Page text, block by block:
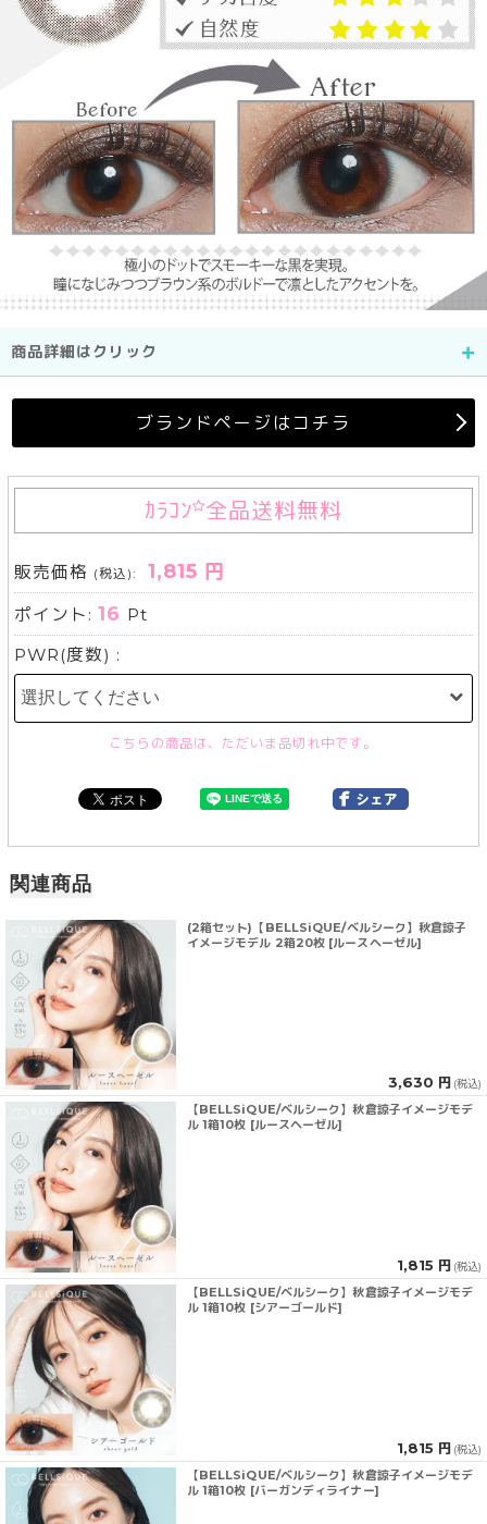
商品詳細はクリック
ブランドページはコチラ
ｶﾗｺﾝ 全品送料無料
販売価格 (税込): 1,815 円
ポイント:16 Pt
PWR(度数) :
こちらの商品は、ただいま品切れ中です。
関連商品
(2箱セット)【BELLSiQUE/ベルシーク】秋倉諒子
イメージモデル 2箱20枚 [ルースヘーゼル]
3,630 円 (税込)
【BELLSiQUE/ベルシーク】秋倉諒子イメージモデ
ル 1箱10枚 [ルースヘーゼル]
1,815 円 (税込)
【BELLSiQUE/ベルシーク】秋倉諒子イメージモデ
ル 1箱10枚 [シアーゴールド]
1,815 円 (税込)
【BELLSiQUE/ベルシーク】秋倉諒子イメージモデ
ル 1箱10枚 [バーガンディライナー]